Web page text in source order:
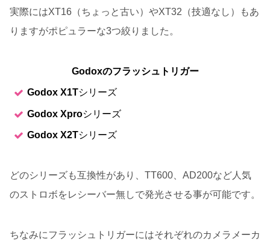
実際にはXT16（ちょっと古い）やXT32（技適なし）もあ
りますがポピュラーな3つ絞りました。
Godoxのフラッシュトリガー
Godox X1Tシリーズ
Godox Xproシリーズ
Godox X2Tシリーズ
どのシリーズも互換性があり、TT600、AD200など人気
のストロボをレシーバー無しで発光させる事が可能です。
ちなみにフラッシュトリガーにはそれぞれのカメラメーカ